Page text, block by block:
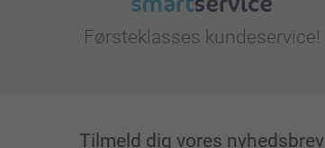
Førsteklasses kundeservice!
Tilmeld dig vores nyhedsbrev